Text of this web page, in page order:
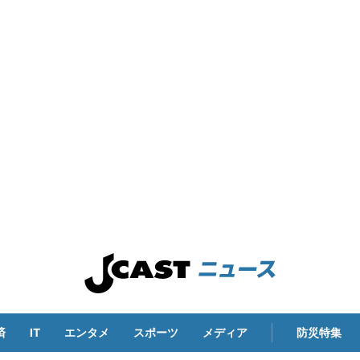
IT エンタメ スポーツ メディア 防災特集